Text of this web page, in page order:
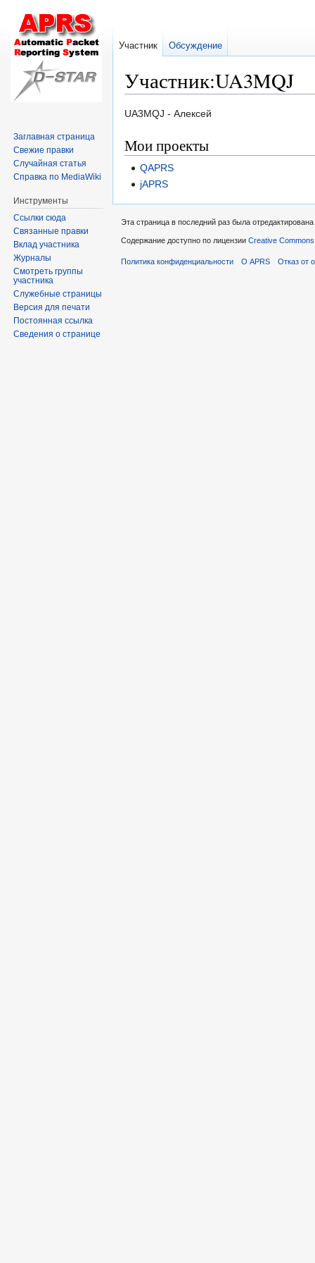
Участник:UA3MQJ
Перейти
навигации
Перейти
поиску
UA3MQJ - Алексей
Мои проекты
QAPRS
jAPRS
Участник Обсуждение
Заглавная страница
Свежие правки
Случайная статья
Справка по MediaWiki
Инструменты
Ссылки сюда
Связанные правки
Вклад участника
Журналы
Смотреть группы
участника
Служебные страницы
Версия для печати
Постоянная ссылка
Сведения о странице
Эта страница в последний раз была
Содержание доступно по лицензии Creative
Политика конфиденциальности О APRS Отказ от